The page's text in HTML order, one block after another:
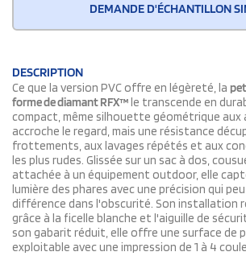
DEMANDE D'ÉCHANTILLON
DESCRIPTION
Ce que la version PVC offre en légèreté, la
forme de diamant RFX™le transcende en
compact, même silhouette géométrique aux
accroche le regard, mais une résistance
frottements, aux lavages répétés et aux
les plus rudes. Glissée sur un sac à dos,
attachée à un équipement outdoor, elle
lumière des phares avec une précision qui
différence dans l'obscurité. Son installation
grâce à la ficelle blanche et l'aiguille de
son gabarit réduit, elle offre une surface de
exploitable avec une impression de 1 à 4